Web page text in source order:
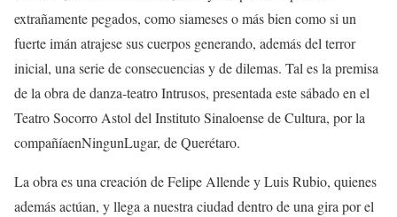
extrañamente pegados, como siameses o más bien como si un
fuerte imán atrajese sus cuerpos generando, además del terror
inicial, una serie de consecuencias y de dilemas. Tal es la premisa
de la obra de danza-teatroIntrusos, presentada este sábado en el
Teatro Socorro Astol del Instituto Sinaloense de Cultura, por la
compañíaenNingunLugar, de Querétaro.
La obra es una creación de Felipe Allende y Luis Rubio, quienes
además actúan, y llega a nuestra ciudad dentro de una girapor el